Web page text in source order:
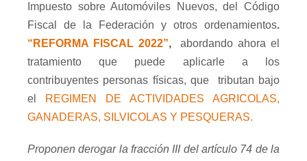
Impuesto sobre Automóviles Nuevos, del Código
Fiscal de la Federación y otros ordenamientos.
“REFORMA FISCAL 2022”,
abordando ahora el
tratamiento que puede aplicarle a los
contribuyentes personas físicas, que
tributan bajo
el
REGIMEN DE ACTIVIDADES AGRICOLAS,
GANADERAS, SILVICOLAS Y PESQUERAS.
Proponen derogar la fracción III del artículo 74 de la